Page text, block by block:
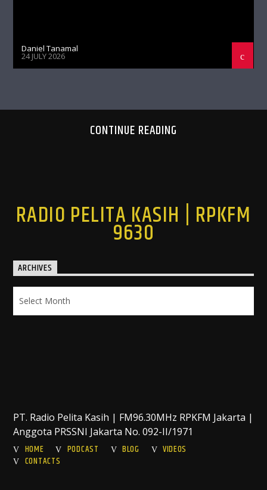
Daniel Tanamal
24 JULY 2026
CONTINUE READING
RADIO PELITA KASIH | RPKFM
9630
ARCHIVES
PT. Radio Pelita Kasih | FM96.30MHz RPKFM Jakarta |
Anggota PRSSNI Jakarta No. 092-II/1971
HOME
PODCAST BLOG
VIDEOS
CONTACTS